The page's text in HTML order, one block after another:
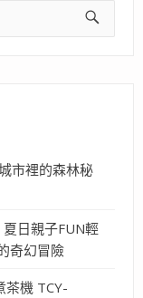
市裡的森林秘
日親子FUN輕
奇幻冒險
茶機 TCY-